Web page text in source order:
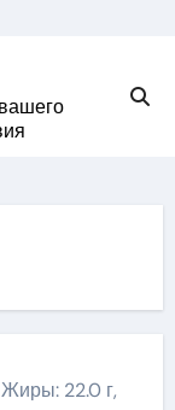
Жиры: 22.0 г,